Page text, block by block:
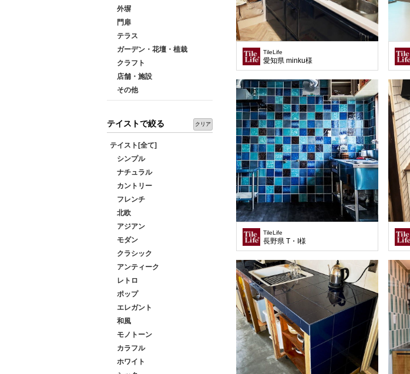
外塀
門扉
テラス
ガーデン・花壇・植栽
クラフト
店舗・施設
その他
テイストで絞る クリア
テイスト[全て]
シンプル
ナチュラル
カントリー
フレンチ
北欧
アジアン
モダン
クラシック
アンティーク
レトロ
ポップ
エレガント
和風
モノトーン
カラフル
ホワイト
TileLife
愛知県 minku様
TileLife
長野県 T・I様